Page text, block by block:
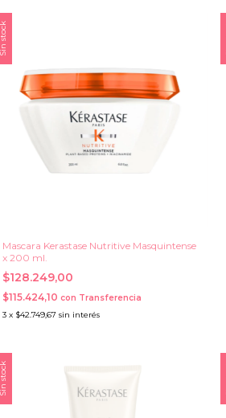
Sin stock
Mascara Kerastase Nutritive Masquintense
x 200 ml.
$128.249,00
$115.424,10 con Transferencia
3 x $42.749,67 sin interés
Sin stock